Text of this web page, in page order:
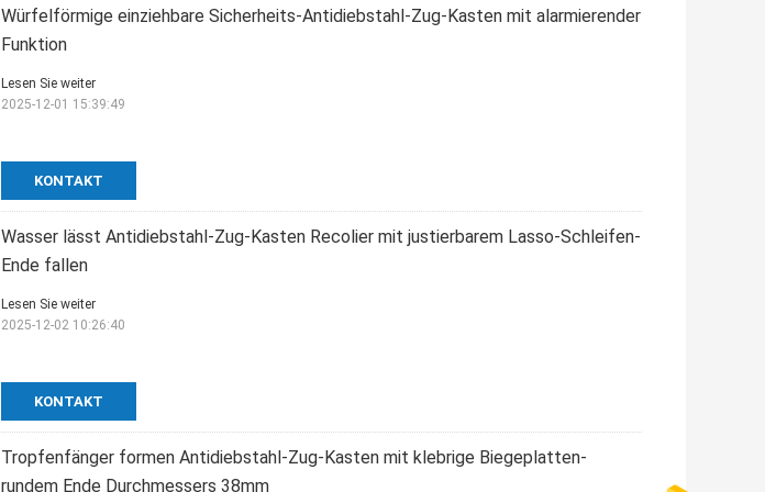
Würfelförmige einziehbare Sicherheits-Antidiebstahl-Zug-Kasten mit alarmierender
Funktion
KONTAKT
Lesen Sie weiter
2025-12-01 15:39:49
Wasser lässt Antidiebstahl-Zug-Kasten Recolier mit justierbarem Lasso-Schleifen-
Ende fallen
KONTAKT
Lesen Sie weiter
2025-12-02 10:26:40
Tropfenfänger formen Antidiebstahl-Zug-Kasten mit klebrige Biegeplatten-
rundem Ende Durchmessers 38mm